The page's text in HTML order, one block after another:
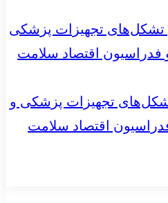
تجهیزات پزشکی و
اقتصاد سلامت